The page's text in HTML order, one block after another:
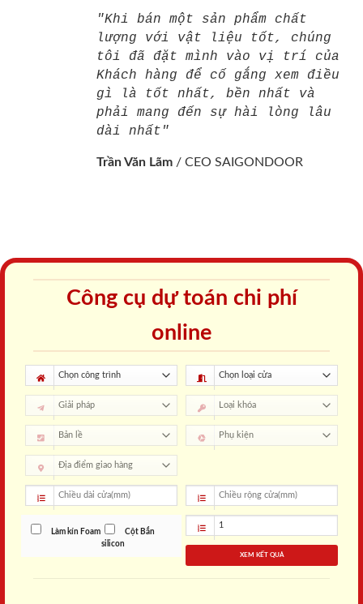
"Khi bán một sản phẩm chất
lượng với vật liệu tốt, chúng
tôi đã đặt mình vào vị trí của
Khách hàng để cố gắng xem điều
gì là tốt nhất, bền nhất và
phải mang đến sự hài lòng lâu
dài nhất"
Trần Văn Lãm / CEO SAIGONDOOR
Công cụ dự toán chi phí
online
Làm kín Foam
Cột Bắn
silicon
XEM KẾT QUẢ